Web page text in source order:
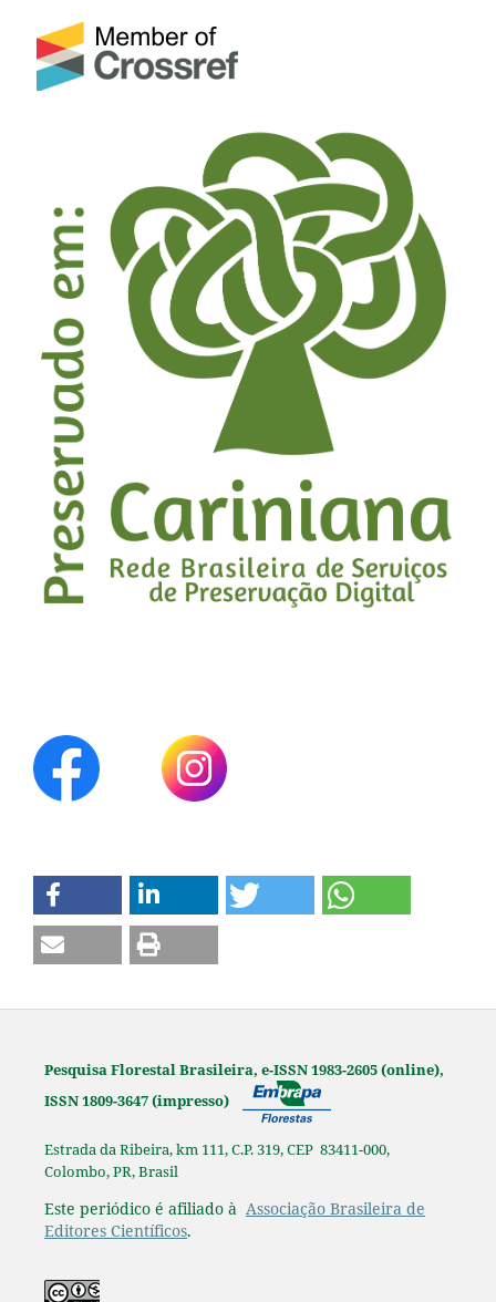
Pesquisa Florestal Brasileira, e-ISSN 1983-2605 (online),
ISSN 1809-3647 (impresso)
Estrada da Ribeira, km 111, C.P. 319, CEP 83411-000,
Colombo, PR, Brasil
Este periódico é afiliado à Associação Brasileira de
Editores Científicos.